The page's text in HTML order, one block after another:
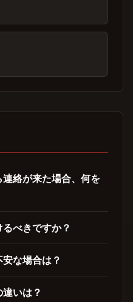
絡が来た場合、何を
べきですか？
な場合は？
いは？